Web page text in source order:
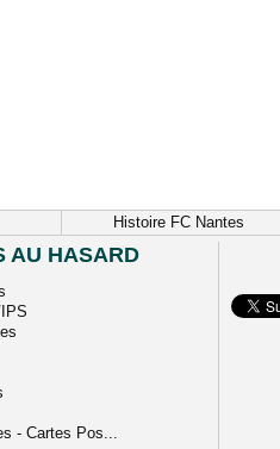
Histoire FC Nantes
AU HASARD
- Cartes Pos...